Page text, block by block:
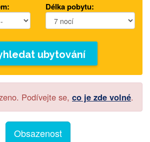
Délka pobytu:
ubytování
Podívejte se, co je zde volné.
Obsazenost